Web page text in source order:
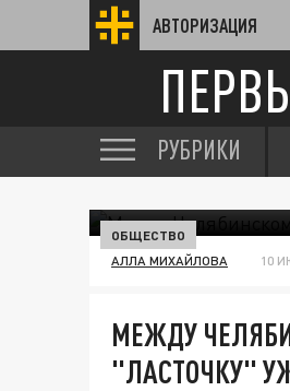
АВТОРИЗАЦИЯ
РУБРИКИ
ОБЩЕСТВО
АЛЛА МИХАЙЛОВА 10
МЕЖДУ
"ЛАСТОЧКУ"